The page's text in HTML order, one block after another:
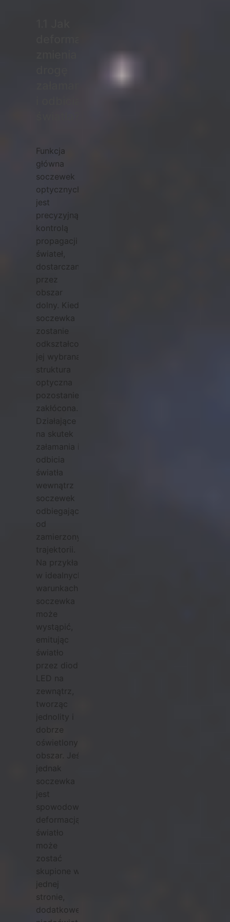
Funkcja
główna
soczewek
optycznych
jest
precyzyjną
kontrolą
propagacji
świateł,
dostarczaną
przez
obszar
dolny. Kiedy
soczewka
zostanie
odkształcona,
jej wybrana
struktura
optyczna
pozostanie
zakłócona.
Działające
na skutek
załamania i
odbicia
światła
wewnątrz
soczewek
odbiegających
od
zamierzonych
trajektorii.
Na przykład
w idealnych
warunkach,
soczewka
może
wystąpić,
emitując
światło
przez diody
LED na
zewnątrz,
tworząc
jednolity i
dobrze
oświetlony
obszar. Jeśli
jednak
soczewka
jest
spowodowana
deformacją,
światło
może
zostać
skupione w
jednej
stronie,
dodatkowe